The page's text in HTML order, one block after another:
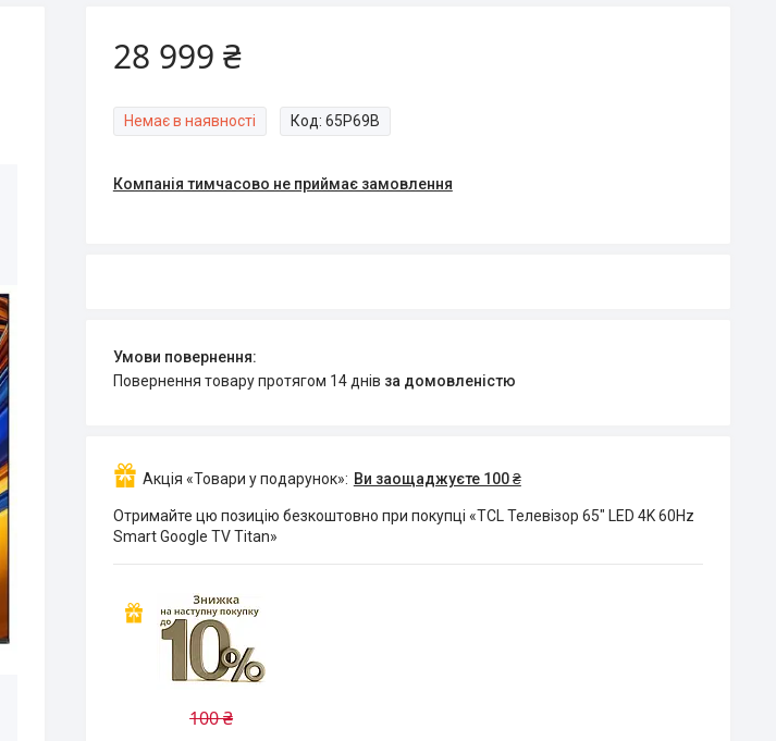
28 999 ₴
Немає в наявності Код: 65P69B
Компанія тимчасово не приймає замовлення
повернення товару протягом 14 днів за домовленістю
Акція «Товари у подарунок» Ви заощаджуєте 100 ₴
Отримайте цю позицію безкоштовно при покупці «TCL Телевізор 65" LED 4K 60Hz
Smart Google TV Titan»
100 ₴